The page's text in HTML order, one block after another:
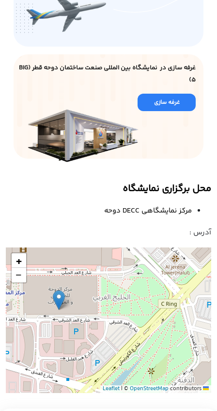
غرفه سازی در نمایشگاه بین المللی صنعت ساختمان دوحه قطر (BIG
5)
غرفه سازی
محل برگزاری نمایشگاه
مرکز نمایشگاهی DECC دوحه
آدرس :
+
−
| © OpenStreetMapcontributors